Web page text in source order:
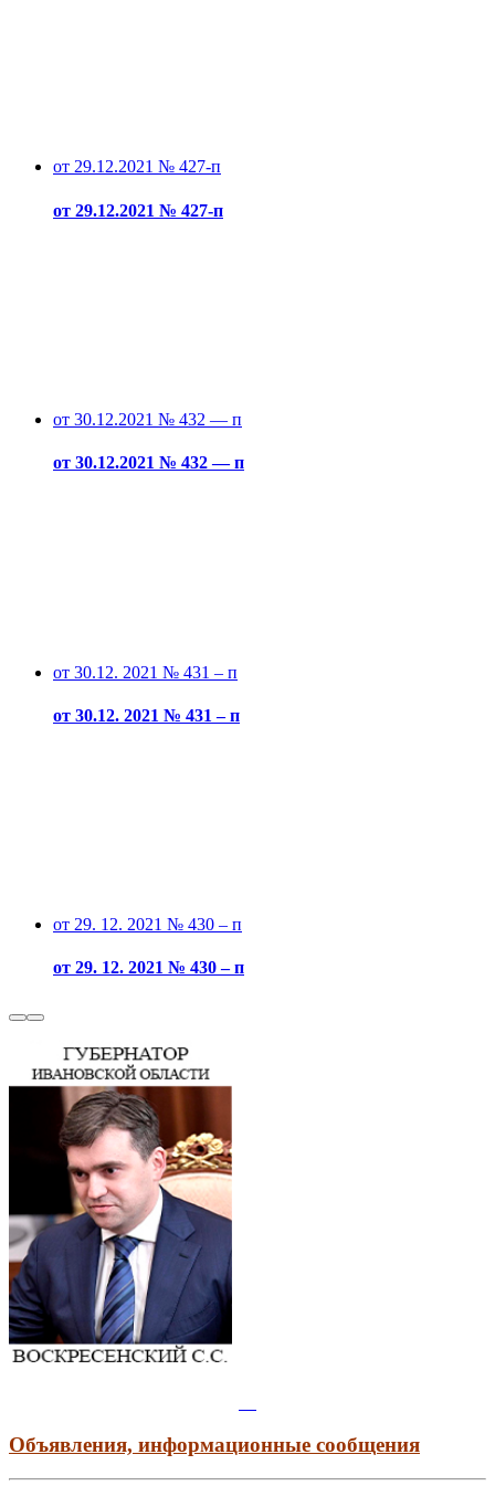
от 29.12.2021 № 427-п
от 29.12.2021 № 427-п
от 30.12.2021 № 432 — п
от 30.12.2021 № 432 — п
от 30.12. 2021 № 431 – п
от 30.12. 2021 № 431 – п
от 29. 12. 2021 № 430 – п
от 29. 12. 2021 № 430 – п
Объявления, информационные сообщения